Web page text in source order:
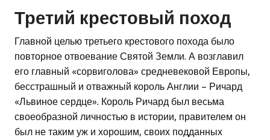
Третий крестовый поход
Главной целью третьего крестового похода было
повторное отвоевание Святой Земли. А возглавил
его главный «сорвиголова» средневековой Европы,
бесстрашный и отважный король Англии – Ричард
«Львиное сердце». Король Ричард был весьма
своеобразной личностью в истории, правителем он
был не таким уж и хорошим, своих подданных